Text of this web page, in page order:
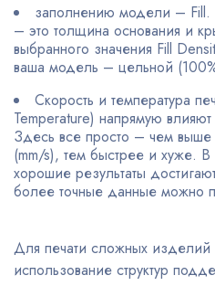
заполнению модели – Fill.
– это толщина основания и
выбранного значения Fill
ваша модель – цельной
Скорость и температура
Temperature) напрямую влияют
Здесь все просто – чем выше
(mm/s), тем быстрее и хуже. В
хорошие результаты
более точные данные можно
Для печати сложных изделий
использование структур